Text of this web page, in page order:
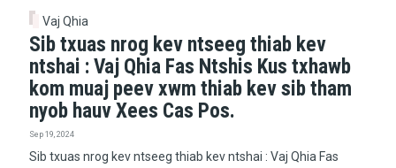
Vaj Qhia
Sib txuas nrog kev ntseeg thiab kev
ntshai : Vaj Qhia Fas Ntshis Kus txhawb
kom muaj peev xwm thiab kev sib tham
nyob hauv Xees Cas Pos.
Sep 19, 2024
Sib txuas nrog kev ntseeg thiab kev ntshai : Vaj Qhia Fas